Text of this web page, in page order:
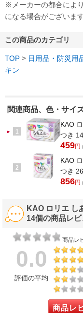
※メーカーの都合によ
になる場合がございます
この商品のカテゴリ
TOP > 日用品・防災用
キン
関連商品、色・サイ
1
KAO
つき
459円
2
KAO
つき
856円
KAO ロリエ し
14個の商品レ
商品レ
0.0
評価の平均
商品レ